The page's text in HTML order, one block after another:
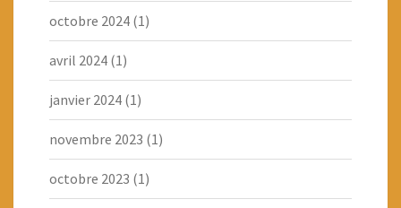
octobre 2024 (1)
avril 2024 (1)
janvier 2024 (1)
novembre 2023 (1)
octobre 2023 (1)